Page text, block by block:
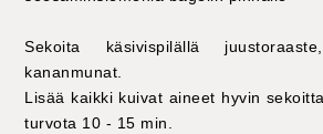
Sekoita käsivispilällä
kananmunat.
Lisää kaikki kuivat aineet hyvin
turvota 10 - 15 min.